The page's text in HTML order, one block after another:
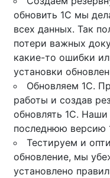
обновить 1С мы
всех данных. Так
потери важных
какие-то ошибки
установки
Обновляем 1С.
работы и создав
обновлять 1С.
последнюю версию
Тестируем и
обновление, мы
установлено